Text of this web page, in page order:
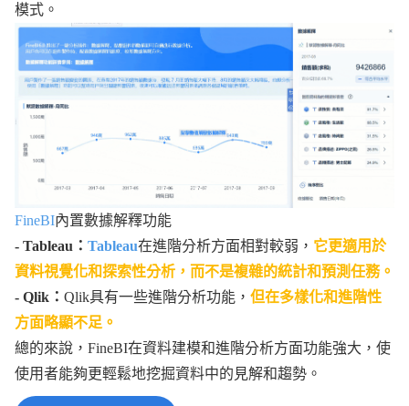
模式。
FineBI內置數據解釋功能
- Tableau： Tableau在進階分析方面相對較弱， 它更適用於
資料視覺化和探索性分析，而不是複雜的統計和預測任務。
- Qlik： Qlik具有一些進階分析功能， 但在多樣化和進階性
方面略顯不足。
總的來說，FineBI在資料建模和進階分析方面功能強大，使
使用者能夠更輕鬆地挖掘資料中的見解和趨勢。